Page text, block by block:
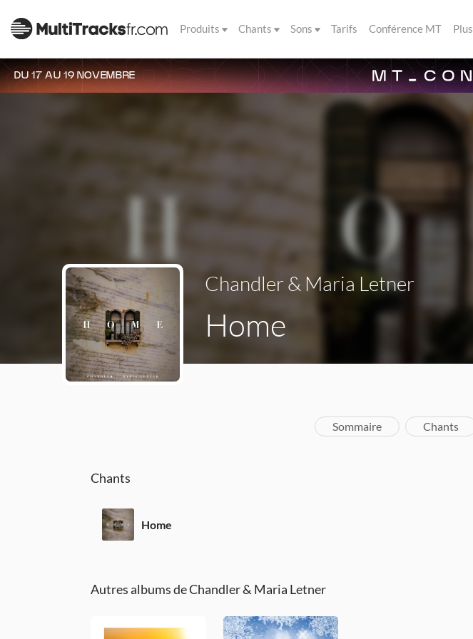
Produits Chants Sons Tarifs Conférence MT Plus
DU 17 AU 19 NOVEMBRE
Chandler & Maria Letner
Home
Sommaire Chants
Chants
Home
Autres albums de Chandler & Maria Letner